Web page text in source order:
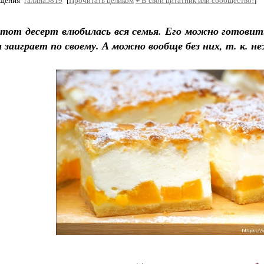
десерт влюбилась вся семья. Его можно
заиграет по своему. А можно вообще без них, т. к.